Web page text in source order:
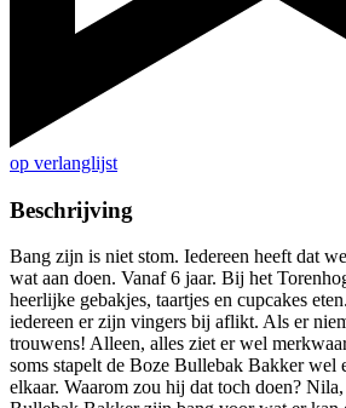
op verlanglijst
Beschrijving
Bang zijn is niet stom. Iedereen heeft dat
wat aan doen. Vanaf 6 jaar. Bij het
heerlijke gebakjes, taartjes en cupcakes
iedereen er zijn vingers bij aflikt. Als er
trouwens! Alleen, alles ziet er wel
soms stapelt de Boze Bullebak Bakker wel
elkaar. Waarom zou hij dat toch doen?